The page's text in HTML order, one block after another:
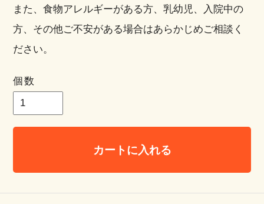
また、食物アレルギーがある方、乳幼児、入院中の
方、その他ご不安がある場合はあらかじめご相談く
ださい。
個数
カートに入れる